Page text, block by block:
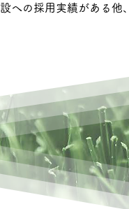
への採用実績がある他、